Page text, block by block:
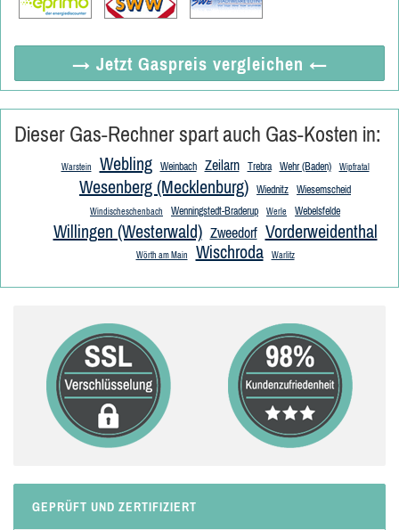
→ Jetzt Gaspreis vergleichen ←
Dieser Gas-Rechner spart auch Gas-Kosten in:
Warstein Webling Weinbach Zeilarn Trebra Wehr (Baden) Wipfratal
Wesenberg (Mecklenburg) Wiednitz Wiesemscheid
Windischeschenbach Wenningstedt-Braderup Werle Webelsfelde
Willingen (Westerwald) Zweedorf Vorderweidenthal
Wörth am Main Wischroda Warlitz
GEPRÜFT UND ZERTIFIZIERT